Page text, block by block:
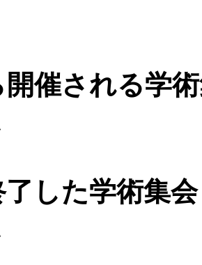
催される学
した学術集